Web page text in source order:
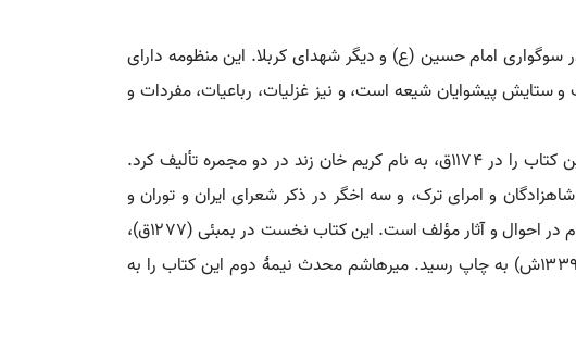
سوگواری امام حسین (ع) و دیگر شهدای کربلا. این منظومه دارای
منظومه، که در سوگ و ستایش پیشوایان شیعه است، و نیز غزلیات، رباعیات، مفردات و
آتشکده (کتاب). تألیف آذر بیگدلی، تذکره ای به فارسی در شرح حال و نمونۀ اشعار ۸۴۲ شاعر فارسی گو. مؤلف این کتاب را در ۱۱۷۴ق، به نام کریم خان زند در دو مجمره تألیف کرد.
و امرای ترک، و سه اخگر در ذکر شعرای ایران و توران و
هندوستان است. مجمرۀ دوم در ذکر احوال و اشعار معاصران در دو پرتو است: پرتو اول در تراجم معاصران و پرتو دوم در احوال و آثار مؤلف است. این کتاب نخست در بمبئی (۱۲۷۷ق)،
بار دیگر به کوشش سیدجعفر شهیدی (۱۳۳۷ش) و سپس با تصحیح و حواشی سید حسن سادات ناصری (۱۳۳۶ـ۱۳۳۹ش) به چاپ رسید. میرهاشم محدث نیمۀ دوم این کتاب را به